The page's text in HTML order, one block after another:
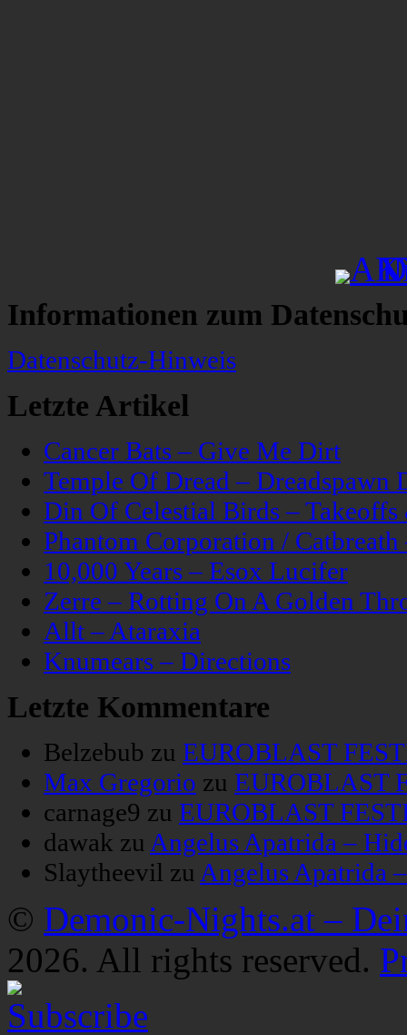
Informationen zum
Datenschutz-Hinweis
Letzte Artikel
Cancer Bats – Give Me Dirt
Temple Of Dread – Dreadspawn
Din Of Celestial Birds –
Phantom Corporation /
10,000 Years – Esox Lucifer
Zerre – Rotting On A Golden
Allt – Ataraxia
Knumears – Directions
Letzte Kommentare
Belzebub zu EUROBLAST
Max Gregorio zu EUROBLAST
carnage9 zu EUROBLAST
dawak zu Angelus Apatrida –
Slaytheevil zu Angelus Apatrida
© Demonic-Nights.at –
2026. All rights reserved.